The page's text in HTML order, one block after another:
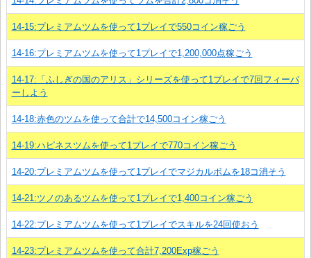
14-15:プレミアムツムを使って1プレイで550コイン稼ごう
14-16:プレミアムツムを使って1プレイで1,200,000点稼ごう
14-17:「ふしぎの国のアリス」シリーズを使って1プレイで7回フィーバ
ーしよう
14-18:赤色のツムを使って合計で14,500コイン稼ごう
14-19:ハピネスツムを使って1プレイで770コイン稼ごう
14-20:プレミアムツムを使って1プレイでマジカルボムを18コ消そう
14-21:ツノのあるツムを使って1プレイで1,400コイン稼ごう
14-22:プレミアムツムを使って1プレイでスキルを24回使おう
14-23:プレミアムツムを使って合計7,200Exp稼ごう